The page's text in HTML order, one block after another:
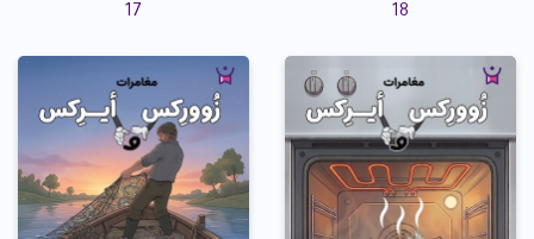
18
17